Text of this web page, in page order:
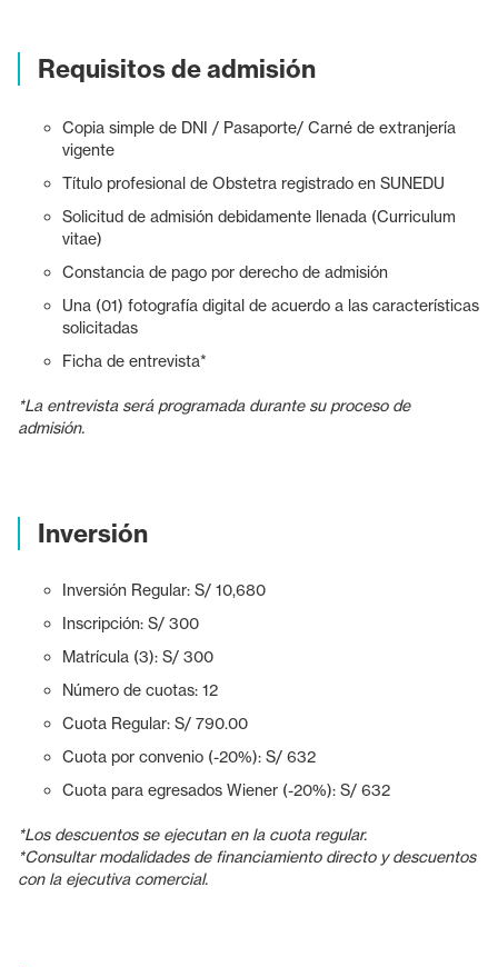
Requisitos de admisión
Copia simple de DNI / Pasaporte/ Carné de extranjería
vigente
Título profesional de Obstetra registrado en SUNEDU
Solicitud de admisión debidamente llenada (Curriculum
vitae)
Constancia de pago por derecho de admisión
Una (01) fotografía digital de acuerdo a las características
solicitadas
Ficha de entrevista*
*La entrevista será programada durante su proceso de
admisión.
Inversión
Inversión Regular: S/ 10,680
Inscripción: S/ 300
Matrícula (3): S/ 300
Número de cuotas: 12
Cuota Regular: S/ 790.00
Cuota por convenio (-20%): S/ 632
Cuota para egresados Wiener (-20%): S/ 632
*Los descuentos se ejecutan en la cuota regular.
*Consultar modalidades de financiamiento directo y descuentos
con la ejecutiva comercial.